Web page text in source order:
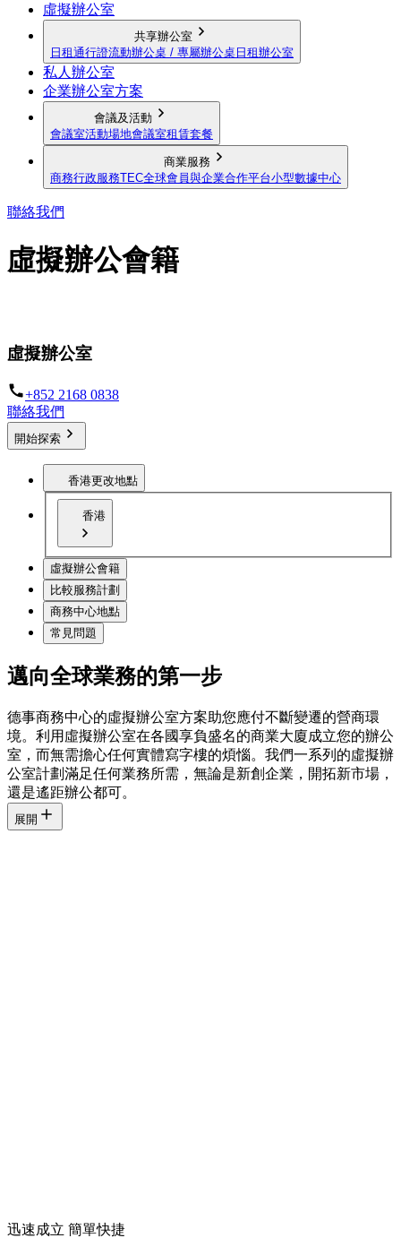
虛擬辦公室
共享辦公室
日租通行證流動辦公桌 / 專屬辦公桌 日租辦公室
私人辦公室
企業辦公室方案
會議及活動
會議室活動場地會議室租賃套餐
商業服務
商務行政服務TEC全球會員與企業合作平台小型數據中心
聯絡我們
虛擬辦公會籍
虛擬辦公室
+852 2168 0838
聯絡我們
開始探索
香港更改地點
香港
虛擬辦公會籍
比較服務計劃
商務中心地點
常見問題
邁向全球業務的第一步
德事商務中心的虛擬辦公室方案助您應付不斷變遷的營商環
境。利用虛擬辦公室在各國享負盛名的商業大廈成立您的辦公
室，而無需擔心任何實體寫字樓的煩惱。我們一系列的虛擬辦
公室計劃滿足任何業務所需，無論是新創企業，開拓新市場，
還是遙距辦公都可。
展開
迅速成立 簡單快捷